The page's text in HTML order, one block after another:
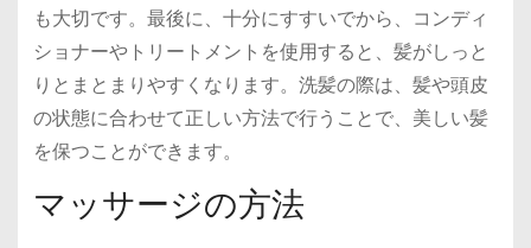
も大切です。最後に、十分にすすいでから、コンディ
ショナーやトリートメントを使用すると、髪がしっと
りとまとまりやすくなります。洗髪の際は、髪や頭皮
の状態に合わせて正しい方法で行うことで、美しい髪
を保つことができます。
マッサージの方法